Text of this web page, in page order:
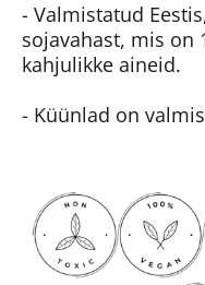
- Valmistatud
sojavahast, mis on
kahjulikke aineid.
- Küünlad on